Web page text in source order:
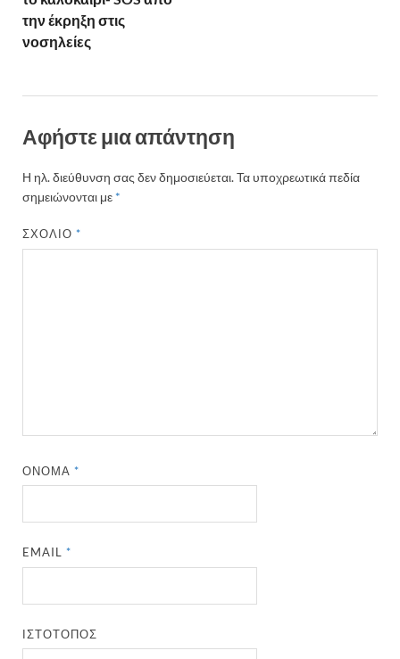
την έκρηξη στις
νοσηλείες
Αφήστε μια απάντηση
Η ηλ. διεύθυνση σας δεν δημοσιεύεται.Τα υποχρεωτικά πεδία
σημειώνονται με *
ΣΧΌΛΙΟ*
ΌΝΟΜΑ*
EMAIL*
ΙΣΤΌΤΟΠΟΣ